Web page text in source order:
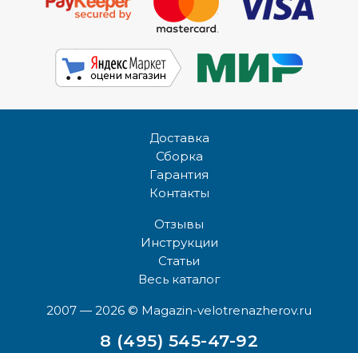
Доставка
Сборка
Гарантия
Контакты
Отзывы
Инструкции
Статьи
Весь каталог
2007 — 2026 © Magazin-velotrenazherov.ru
8 (495) 545-47-92